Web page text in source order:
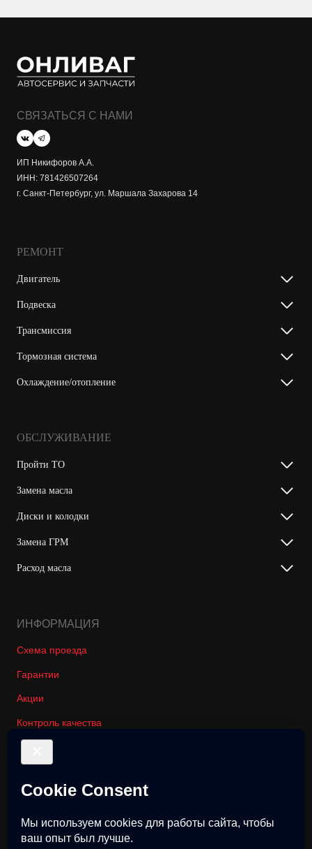
СВЯЗАТЬСЯ С НАМИ
ИП Никифоров А.А.
ИНН: 781426507264
г. Санкт-Петербург, ул. Маршала Захарова 14
РЕМОНТ
Двигатель
Подвеска
Трансмиссия
Тормозная система
Охлаждение/отопление
ОБСЛУЖИВАНИЕ
Пройти ТО
Замена масла
Диски и колодки
Замена ГРМ
Расход масла
ИНФОРМАЦИЯ
Схема проезда
Гарантии
Акции
Контроль качества
© 2018-2026 Only-Vag Все права защищены. Не является офертой.